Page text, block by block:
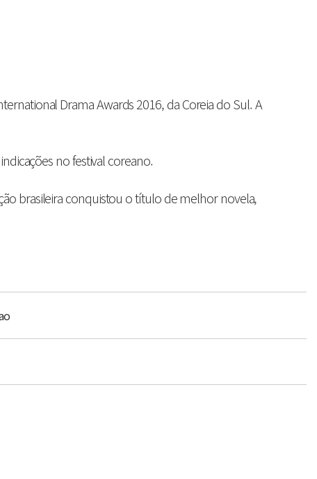
Drama Awards 2016, da Coreia do Sul. A
no festival coreano.
brasileira conquistou o título de melhor novela,